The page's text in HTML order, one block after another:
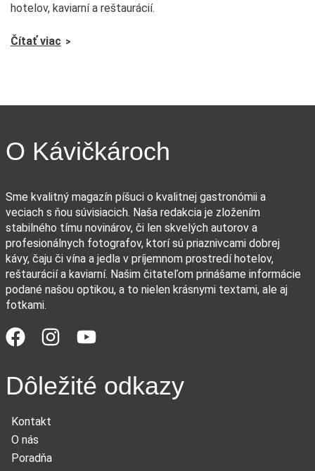
hotelov, kaviarní a reštaurácií.
Čítať viac
O Kávičkároch
Sme kvalitný magazín píšuci o kvalitnej gastronómii a
veciach s ňou súvisiacich. Naša redakcia je zložením
stabilného tímu novinárov, či len skvelých autorov a
profesionálnych fotografov, ktorí sú priaznivcami dobrej
kávy, čaju či vína a jedla v príjemnom prostredí hotelov,
reštaurácií a kaviarní. Našim čitateľom prinášame informácie
podané našou optikou, a to nielen krásnymi textami, ale aj
fotkami.
Dôležité odkazy
Kontakt
O nás
Poradňa